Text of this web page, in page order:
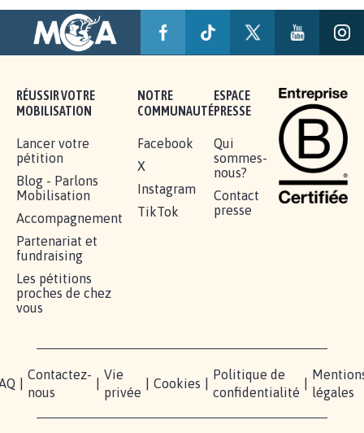
RÉUSSIR VOTRE
MOBILISATION
Lancer votre
pétition
Blog - Parlons
Mobilisation
Accompagnement
Partenariat et
fundraising
Les pétitions
proches de chez
vous
NOTRE
COMMUNAUTÉ
Facebook
X
Instagram
TikTok
ESPACE
PRESSE
Qui
sommes-
nous?
Contact
presse
Contactez-
nous
Vie
privée
Cookies
Politique de
confidentialité
légales